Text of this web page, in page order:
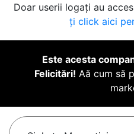
Doar userii logați au
ți click aici
Este acesta
Felicitări! Aă cum să